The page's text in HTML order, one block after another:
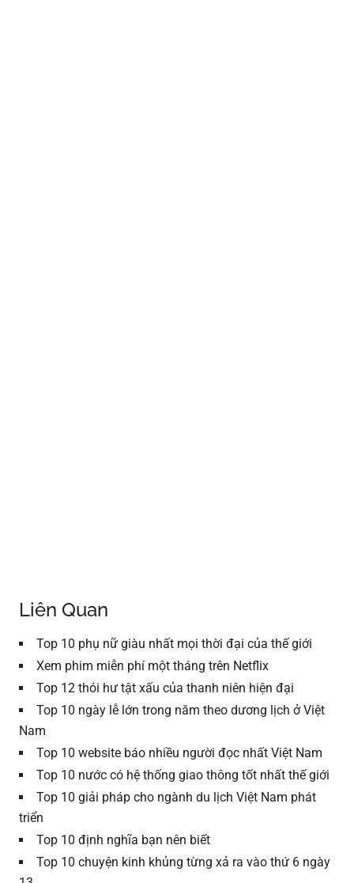
Liên Quan
Top 10 phụ nữ giàu nhất mọi thời đại của thế giới
Xem phim miễn phí một tháng trên Netflix
Top 12 thói hư tật xấu của thanh niên hiện đại
Top 10 ngày lễ lớn trong năm theo dương lịch ở Việt
Nam
Top 10 website báo nhiều người đọc nhất Việt Nam
Top 10 nước có hệ thống giao thông tốt nhất thế giới
Top 10 giải pháp cho ngành du lịch Việt Nam phát
triển
Top 10 định nghĩa bạn nên biết
Top 10 chuyện kinh khủng từng xả ra vào thứ 6 ngày